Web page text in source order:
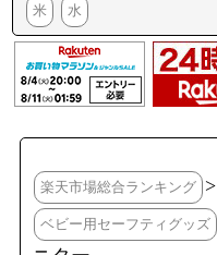
米 水
楽天市場総合ランキング >
ベビー用セーフティグッズ